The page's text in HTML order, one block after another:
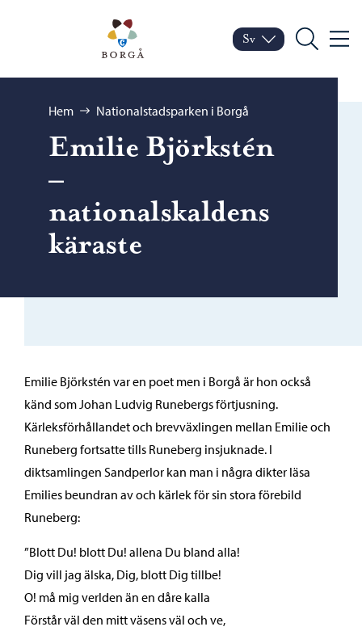
Porvoo – Gå till
Byt språk
Nuvarande språk:
Sv
Sök Meny
Bläddra:
Hem Nationalstadsparken i Borgå
Emilie Björkstén
–
nationalskaldens
käraste
Emilie Björkstén var en poet men i Borgå är hon också
känd som Johan Ludvig Runebergs förtjusning.
Kärleksförhållandet och brevväxlingen mellan Emilie och
Runeberg fortsatte tills Runeberg insjuknade. I
diktsamlingen Sandperlor kan man i några dikter läsa
Emilies beundran av och kärlek för sin stora förebild
Runeberg:
”Blott Du! blott Du! allena Du bland alla!
Dig vill jag älska, Dig, blott Dig tillbe!
O! må mig verlden än en dåre kalla
Förstår väl den mitt väsens väl och ve,